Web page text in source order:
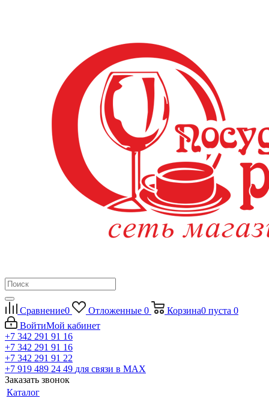
Сравнение0 Отложенные 0 Корзина0 пуста 0
ВойтиМой кабинет
+7 342 291 91 16
+7 342 291 91 16
+7 342 291 91 22
+7 919 489 24 49 для связи в МАХ
Заказать звонок
Каталог